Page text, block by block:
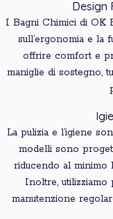
Design
I Bagni Chimici di OK
sull’ergonomia e la
offrire comfort e
maniglie di sostegno,
La pulizia e l’igiene
modelli sono
riducendo al minimo
Inoltre,
manutenzione